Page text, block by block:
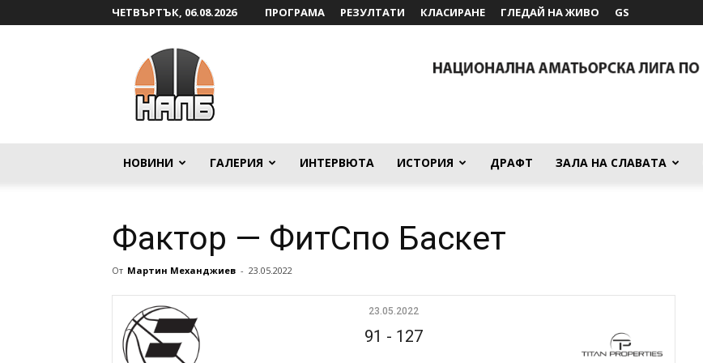
ЧЕТВЪРТЪК, 06.08.2026 ПРОГРАМА РЕЗУЛТАТИ КЛАСИРАНЕ ГЛЕДАЙ НА ЖИВО GS
НОВИНИ ГАЛЕРИЯ ИНТЕРВЮТА ИСТОРИЯ ДРАФТ ЗАЛА НА СЛАВАТА
Фактор — ФитСпо Баскет
От Мартин Механджиев - 23.05.2022
23.05.2022
91 - 127